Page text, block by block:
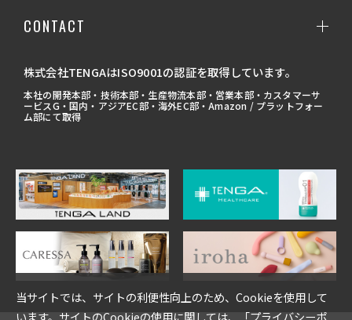
CONTACT
株式会社TENGAはISO9001の認証を取得しています。
本社の開発本部・技術本部・生産物流本部・営業本部・カスタマーサ
ービスG・国内・アジアEC部・海外EC部・Amazon / プラットフォー
ム部にて取得